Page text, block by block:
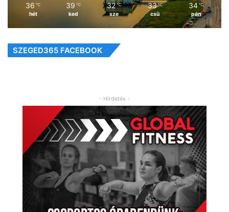
36 ℃
hét
39 ℃
ked
32 ℃
sze
33 ℃
csü
34 ℃
pén
SZEGED365 FACEBOOK
- Hirdetés -